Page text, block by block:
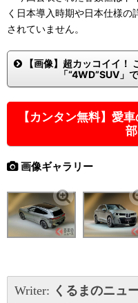
く日本導入時期や日本仕様の
されていません。
【画像】超カッコイイ！
「“4WD”SUV」
【カンタン無料】愛
画像ギャラリー
Writer: くるまのニュ